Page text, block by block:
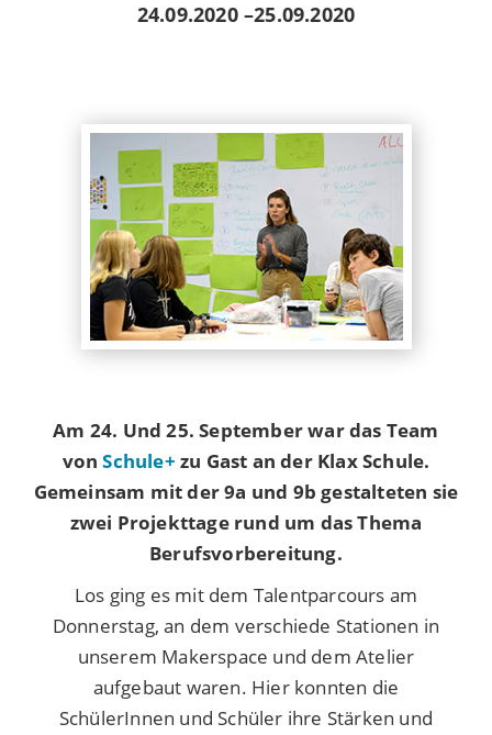
24.09.2020–25.09.2020
Am 24. Und 25. September war das Team
vonSchule+ zu Gast an der Klax Schule.
Gemeinsam mit der 9a und 9b gestalteten sie
zwei Projekttage rund um das Thema
Berufsvorbereitung.
Los ging es mit dem Talentparcours am
Donnerstag, an dem verschiede Stationen in
unserem Makerspace und dem Atelier
aufgebaut waren. Hier konnten die
SchülerInnen und Schüler ihre Stärken und